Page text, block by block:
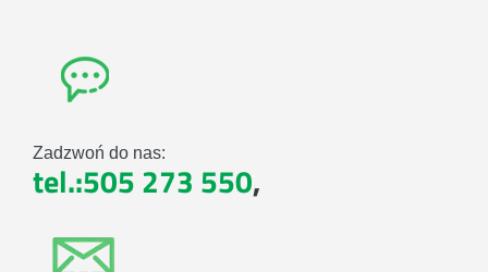
Zadzwoń do nas:
tel.:505 273 550,